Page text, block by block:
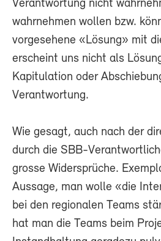
Verantwortung nicht
wahrnehmen wollen bzw.
vorgesehene «Lösung» mit
erscheint uns nicht als
Kapitulation oder
Verantwortung.
Wie gesagt, auch nach der
durch die SBB-
grosse Widersprüche.
Aussage, man wolle «die
bei den regionalen Teams
hat man die Teams beim